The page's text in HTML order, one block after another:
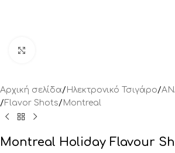
Αρχική σελίδα/ Ηλεκτρονικό Τσιγάρο/
/Flavor Shots/ Montreal
Montreal Holiday Flavour